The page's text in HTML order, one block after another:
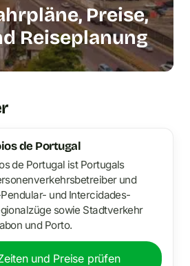
Preise,
Reiseplanung
de Portugal
de Portugal ist Portugals
und
und Intercidades-
sowie Stadtverkehr
und Porto.
und Preise prüfen